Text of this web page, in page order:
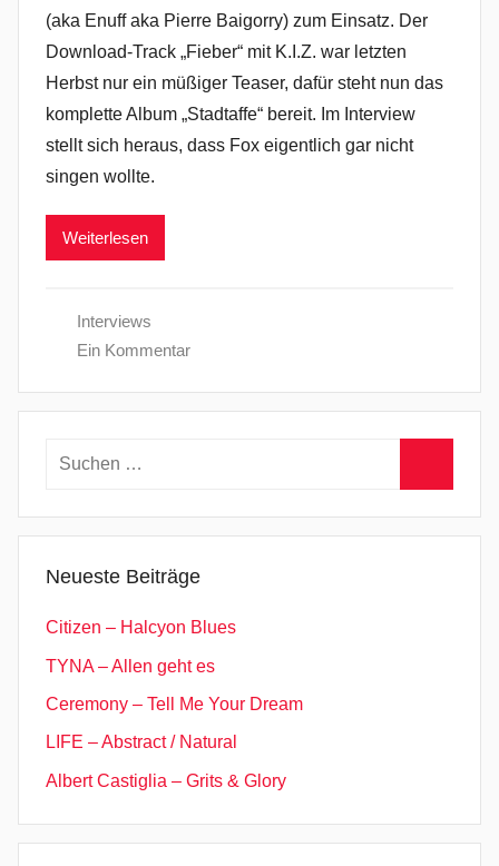
(aka Enuff aka Pierre Baigorry) zum Einsatz. Der
Download-Track „Fieber“ mit K.I.Z. war letzten
Herbst nur ein müßiger Teaser, dafür steht nun das
komplette Album „Stadtaffe“ bereit. Im Interview
stellt sich heraus, dass Fox eigentlich gar nicht
singen wollte.
Weiterlesen
Interviews
Ein Kommentar
Suchen
Neueste Beiträge
Citizen – Halcyon Blues
TYNA – Allen geht es
Ceremony – Tell Me Your Dream
LIFE – Abstract / Natural
Albert Castiglia – Grits & Glory